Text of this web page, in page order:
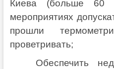
Киева (больше 60
мероприятиях
прошли
проветривать;
Обеспечить